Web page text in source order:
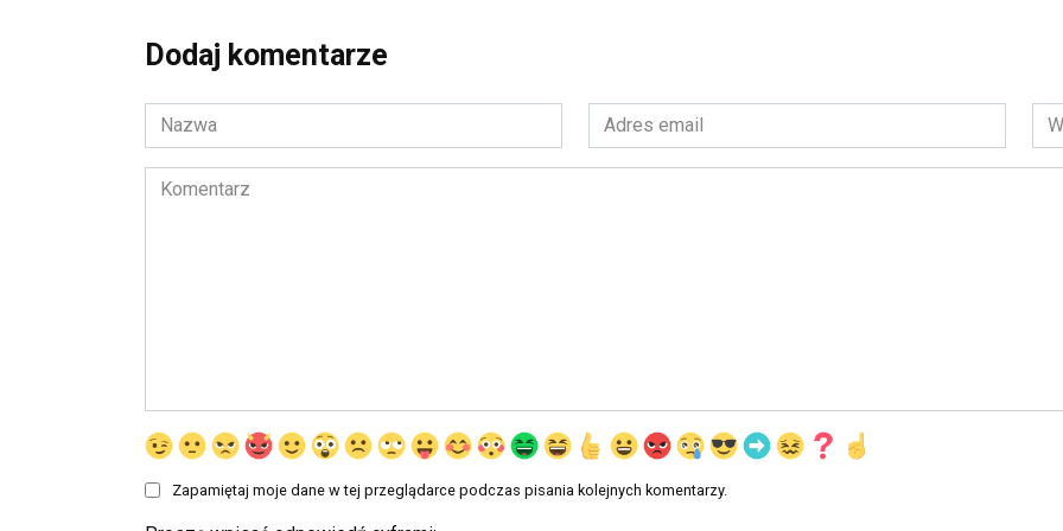
Dodaj komentarze
Nazwa
*
Adres
email
*
Komentarz
Zapamiętaj moje dane w tej przeglądarce podczas pisania kolejnych komentarzy.